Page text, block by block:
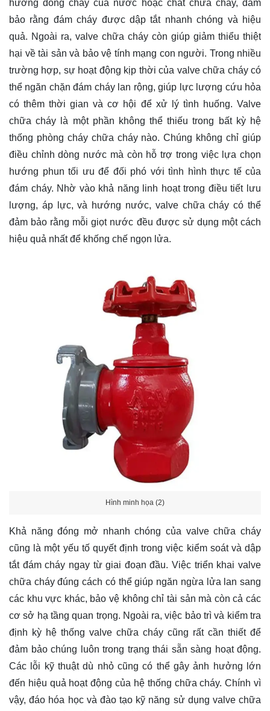
hướng dòng chảy của nước hoặc chất chữa cháy, đảm
bảo rằng đám cháy được dập tắt nhanh chóng và hiệu
quả. Ngoài ra, valve chữa cháy còn giúp giảm thiểu thiệt
hại về tài sản và bảo vệ tính mạng con người. Trong nhiều
trường hợp, sự hoạt động kịp thời của valve chữa cháy có
thể ngăn chặn đám cháy lan rộng, giúp lực lượng cứu hỏa
có thêm thời gian và cơ hội để xử lý tình huống. Valve
chữa cháy là một phần không thể thiếu trong bất kỳ hệ
thống phòng cháy chữa cháy nào. Chúng không chỉ giúp
điều chỉnh dòng nước mà còn hỗ trợ trong việc lựa chọn
hướng phun tối ưu để đối phó với tình hình thực tế của
đám cháy. Nhờ vào khả năng linh hoạt trong điều tiết lưu
lượng, áp lực, và hướng nước, valve chữa cháy có thể
đảm bảo rằng mỗi giọt nước đều được sử dụng một cách
hiệu quả nhất để khống chế ngọn lửa.
Hình minh họa (2)
Khả năng đóng mở nhanh chóng của valve chữa cháy
cũng là một yếu tố quyết định trong việc kiểm soát và dập
tắt đám cháy ngay từ giai đoạn đầu. Việc triển khai valve
chữa cháy đúng cách có thể giúp ngăn ngừa lửa lan sang
các khu vực khác, bảo vệ không chỉ tài sản mà còn cả các
cơ sở hạ tầng quan trọng. Ngoài ra, việc bảo trì và kiểm tra
định kỳ hệ thống valve chữa cháy cũng rất cần thiết để
đảm bảo chúng luôn trong trạng thái sẵn sàng hoạt động.
Các lỗi kỹ thuật dù nhỏ cũng có thể gây ảnh hưởng lớn
đến hiệu quả hoạt động của hệ thống chữa cháy. Chính vì
vậy, đáo hóa học và đào tạo kỹ năng sử dụng valve chữa